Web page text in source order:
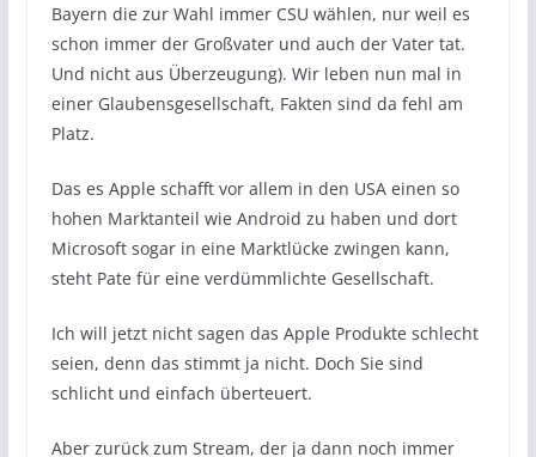
Bayern die zur Wahl immer CSU wählen, nur weil es
schon immer der Großvater und auch der Vater tat.
Und nicht aus Überzeugung). Wir leben nun mal in
einer Glaubensgesellschaft, Fakten sind da fehl am
Platz.
Das es Apple schafft vor allem in den USA einen so
hohen Marktanteil wie Android zu haben und dort
Microsoft sogar in eine Marktlücke zwingen kann,
steht Pate für eine verdümmlichte Gesellschaft.
Ich will jetzt nicht sagen das Apple Produkte schlecht
seien, denn das stimmt ja nicht. Doch Sie sind
schlicht und einfach überteuert.
Aber zurück zum Stream, der ja dann noch immer